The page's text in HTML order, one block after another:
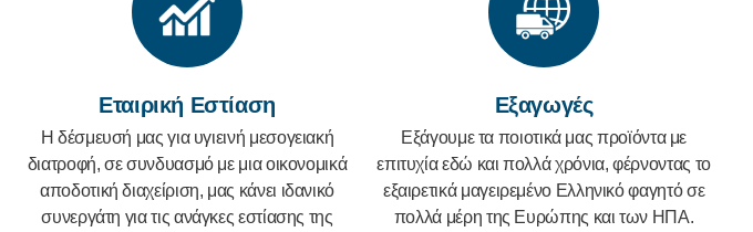
Εταιρική Εστίαση
Η δέσμευσή μας για υγιεινή μεσογειακή
διατροφή, σε συνδυασμό με μια οικονομικά
αποδοτική διαχείριση, μας κάνει ιδανικό
συνεργάτη για τις ανάγκες εστίασης της
Εξαγωγές
Εξάγουμε τα ποιοτικά μας προϊόντα με
επιτυχία εδώ και πολλά χρόνια, φέρνοντας το
εξαιρετικά μαγειρεμένο Ελληνικό φαγητό σε
πολλά μέρη της Ευρώπης και των ΗΠΑ.